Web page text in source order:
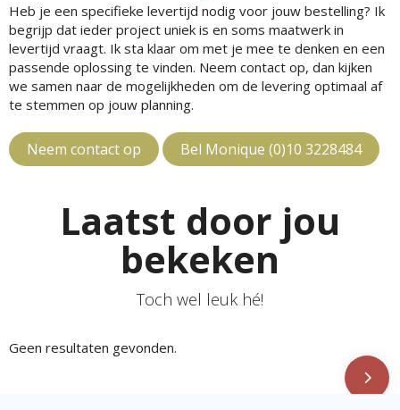
Heb je een specifieke levertijd nodig voor jouw bestelling? Ik
begrijp dat ieder project uniek is en soms maatwerk in
levertijd vraagt. Ik sta klaar om met je mee te denken en een
passende oplossing te vinden. Neem contact op, dan kijken
we samen naar de mogelijkheden om de levering optimaal af
te stemmen op jouw planning.
Neem contact op Bel Monique (0)10 3228484
Laatst door jou
bekeken
Toch wel leuk hé!
Geen resultaten gevonden.